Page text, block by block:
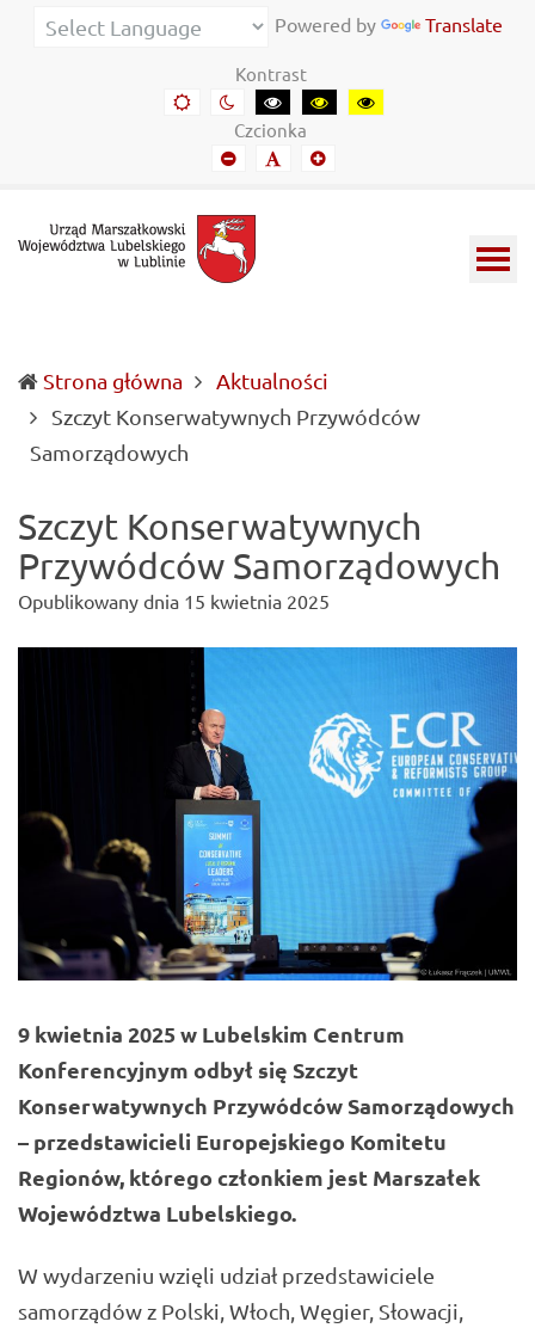
Urząd
Informacje
Lubelszczyźnie
Powered by Translate
Kontrast
Domyślny
kontrast
Kontrast
nocny
Kontrast
czarny-
biały
Kontrast
czarny-
Kontrast
żółto-
Czcionka
Mniejszy
font
Domyślny
font
Mniejszy
Strona główna
Aktualności
Szczyt Konserwatywnych Przywódców
Samorządowych
Szczyt Konserwatywnych
Przywódców Samorządowych
Opublikowany dnia 15 kwietnia 2025
9 kwietnia 2025 w Lubelskim Centrum
Konferencyjnym odbył się Szczyt
Konserwatywnych Przywódców Samorządowych
– przedstawicieli Europejskiego Komitetu
Regionów, którego członkiem jest Marszałek
Województwa Lubelskiego.
W wydarzeniu wzięli udział przedstawiciele
samorządów z Polski, Włoch, Węgier, Słowacji,